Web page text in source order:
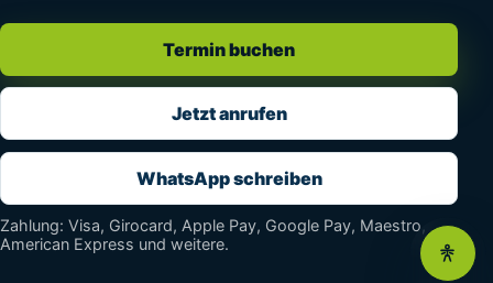
Termin buchen
Jetzt anrufen
WhatsApp schreiben
Zahlung: Visa, Girocard, Apple Pay, Google Pay, Maestro,
American Express und weitere.